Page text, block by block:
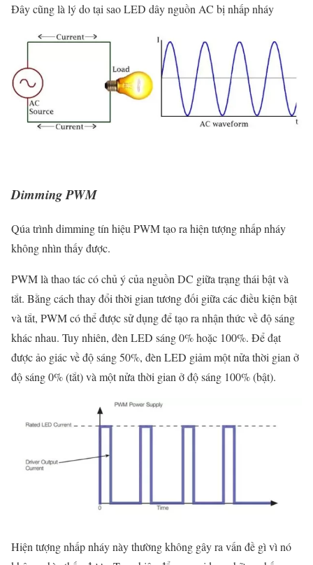
Đây cũng là lý do tại sao LED dây nguồn AC bị nhấp nháy
Dimming PWM
Qúa trình dimming tín hiệu PWM tạo ra hiện tượng nhấp nháy
không nhìn thấy được.
PWM là thao tác có chủ ý của nguồn DC giữa trạng thái bật và
tắt. Bằng cách thay đổi thời gian tương đối giữa các điều kiện bật
và tắt, PWM có thể được sử dụng để tạo ra nhận thức về độ sáng
khác nhau. Tuy nhiên, đèn LED sáng 0% hoặc 100%. Để đạt
được ảo giác về độ sáng 50%, đèn LED giảm một nửa thời gian ở
độ sáng 0% (tắt) và một nửa thời gian ở độ sáng 100% (bật).
Hiện tượng nhấp nháy này thường không gây ra vấn đề gì vì nó